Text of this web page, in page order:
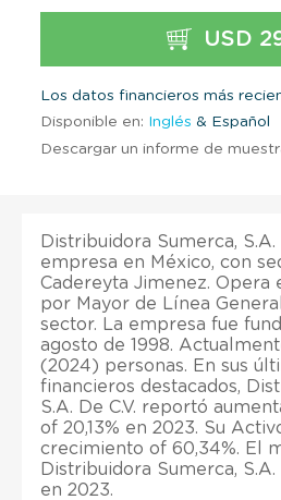
USD
Los datos financieros más
Disponible en: Inglés & Español
Descargar un informe de
Distribuidora Sumerca, S.A.
empresa en México, con
Cadereyta Jimenez. Opera
por Mayor de Línea
sector. La empresa fue
agosto de 1998.
(2024) personas. En sus
financieros destacados,
S.A. De C.V. reportó
of 20,13% en 2023. Su
crecimiento of 60,34%. El
Distribuidora Sumerca, S.A.
en 2023.